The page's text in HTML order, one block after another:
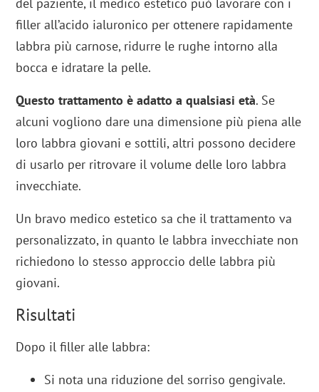
del paziente, il medico estetico può lavorare con i
filler all’acido ialuronico per ottenere rapidamente
labbra più carnose, ridurre le rughe intorno alla
bocca e idratare la pelle.
Questo trattamento è adatto a qualsiasi età. Se
alcuni vogliono dare una dimensione più piena alle
loro labbra giovani e sottili, altri possono decidere
di usarlo per ritrovare il volume delle loro labbra
invecchiate.
Un bravo medico estetico sa che il trattamento va
personalizzato, in quanto le labbra invecchiate non
richiedono lo stesso approccio delle labbra più
giovani.
Risultati
Dopo il filler alle labbra:
Si nota una riduzione del sorriso gengivale.